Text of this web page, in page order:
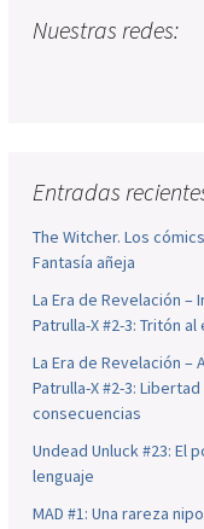
Nuestras redes:
Entradas
The Witcher. Los
Fantasía añeja
La Era de Revelación –
Patrulla-X #2-3: Tritón
La Era de Revelación –
Patrulla-X #2-3:
consecuencias
Undead Unluck #23: El
lenguaje
MAD #1: Una rareza